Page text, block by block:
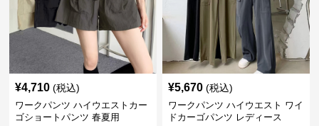
¥4,710 (税込)
ワークパンツ ハイウエストカー
ゴショートパンツ 春夏用
¥5,670 (税込)
ワークパンツ ハイウエスト ワイ
ドカーゴパンツ レディース